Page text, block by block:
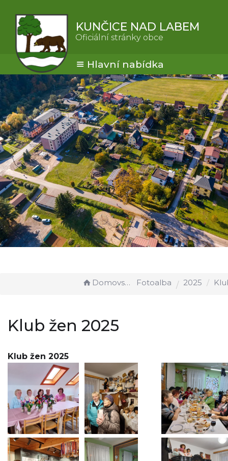
KUNČICE NAD LABEM
Oficiální stránky obce
Hlavní nabídka
Domovská stránka Fotoalba 2025 Klub
Klub žen 2025
Klub žen 2025